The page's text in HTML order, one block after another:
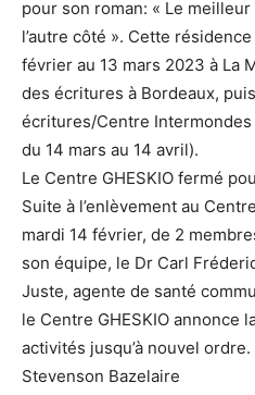
pour son roman: « Le meilleur
l’autre côté ». Cette
février au 13 mars 2023 à La
des écritures à Bordeaux,
écritures/Centre Intermondes
du 14 mars au 14 avril).
Le Centre GHESKIO fermé
Suite à l’enlèvement au
mardi 14 février, de 2
son équipe, le Dr Carl
Juste, agente de santé
le Centre GHESKIO annonce
activités jusqu’à nouvel ordre.
Stevenson Bazelaire